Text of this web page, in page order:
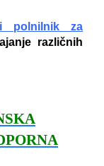
polnilnik za
različnih